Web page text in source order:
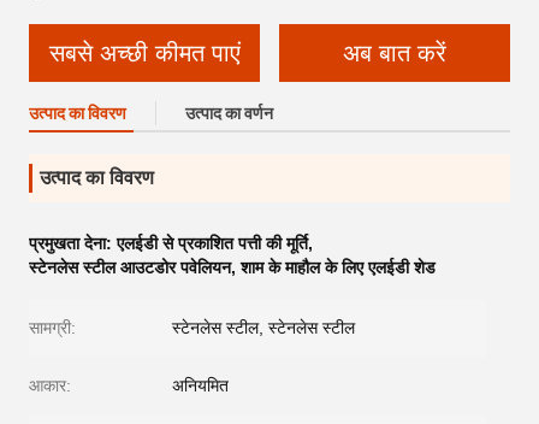
सबसे अच्छी कीमत पाएं अब बात करें
उत्पाद का विवरण उत्पाद का वर्णन
उत्पाद का विवरण
प्रमुखता देना:एलईडी से प्रकाशित पत्ती की मूर्ति,
स्टेनलेस स्टील आउटडोर पवेलियन,शाम के माहौल के लिए एलईडी शेड
सामग्री: स्टेनलेस स्टील, स्टेनलेस स्टील
आकार: अनियमित